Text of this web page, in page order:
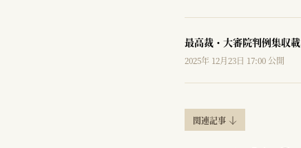
最高裁・大審院判例集収載
2025年 12月23日 17:00 公開
関連記事